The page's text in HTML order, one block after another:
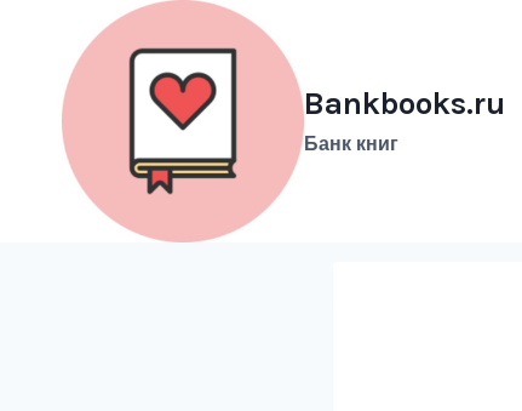
содержимому
Bankbooks.ru
Банк книг